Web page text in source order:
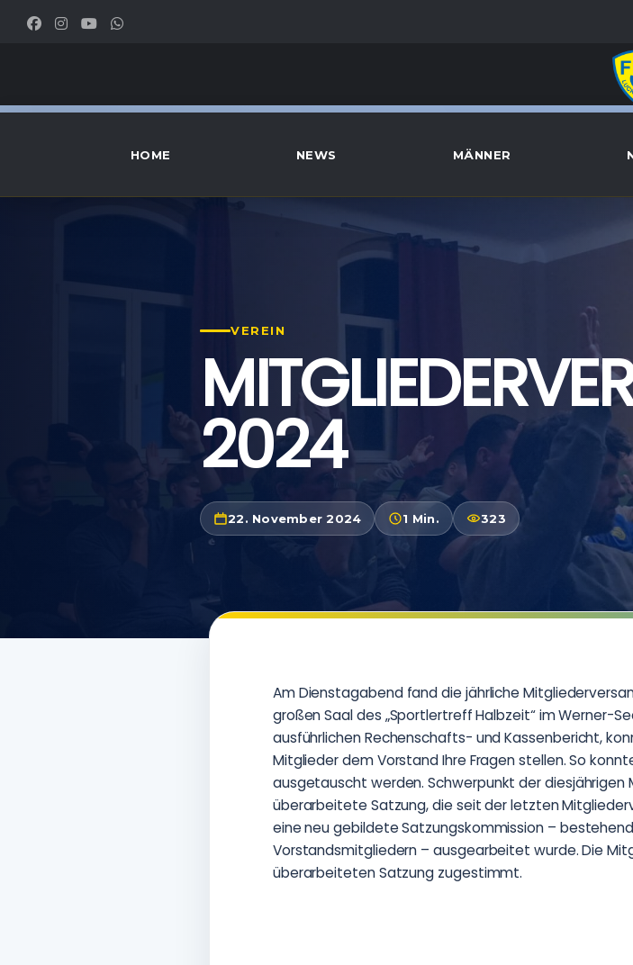
HOME NEWS MÄNNER
VEREIN
2024
22. November 2024 1 Min. 323
Am Dienstagabend fand die jährliche
großen Saal des „Sportlertreff Halbzeit“ im Werner-
ausführlichen Rechenschafts- und Kassenbericht,
Mitglieder dem Vorstand Ihre Fragen stellen. So
ausgetauscht werden. Schwerpunkt der
überarbeitete Satzung, die seit der letzten
eine neu gebildete Satzungskommission –
Vorstandsmitgliedern – ausgearbeitet wurde. Die
überarbeiteten Satzung zugestimmt.